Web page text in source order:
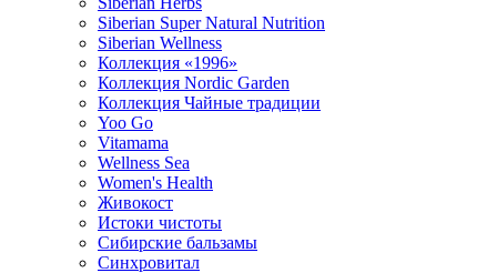
Siberian Super Natural Nutrition
Siberian Wellness
Коллекция «1996»
Коллекция Nordic Garden
Коллекция Чайные традиции
Yoo Go
Vitamama
Wellness Sea
Women's Health
Живокост
Истоки чистоты
Сибирские бальзамы
Синхровитал